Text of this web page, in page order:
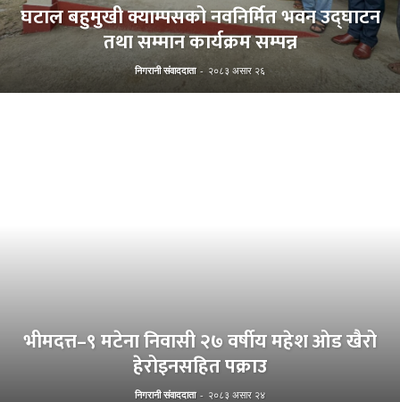
घटाल बहुमुखी क्याम्पसको नवनिर्मित भवन उद्घाटन
तथा सम्मान कार्यक्रम सम्पन्न
निगरानी संवाददाता - २०८३ असार २६
भीमदत्त–९ मटेना निवासी २७ वर्षीय महेश ओड खैरो
हेरोइनसहित पक्राउ
निगरानी संवाददाता - २०८३ असार २४